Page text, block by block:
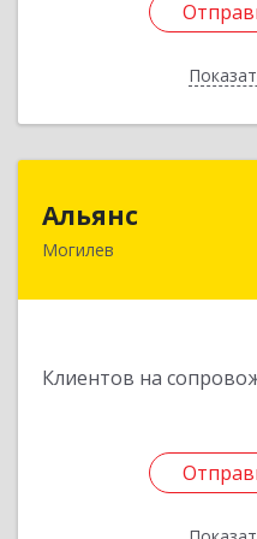
Альянс
Могилев
Клиентов на
Беларусь, 212030,